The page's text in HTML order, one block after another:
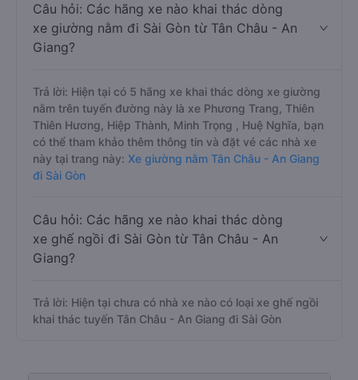
Câu hỏi: Các hãng xe nào khai thác dòng
xe giường nằm đi Sài Gòn từ Tân Châu - An
Giang?
Trả lời: Hiện tại có 5 hãng xe khai thác dòng xe giường
nằm trên tuyến đường này là xe Phương Trang, Thiên
Thiên Hương, Hiệp Thành, Minh Trọng , Huệ Nghĩa, bạn
có thể tham khảo thêm thông tin và đặt vé các nhà xe
này tại trang này: Xe giường nằm Tân Châu - An Giang
đi Sài Gòn
Câu hỏi: Các hãng xe nào khai thác dòng
xe ghế ngồi đi Sài Gòn từ Tân Châu - An
Giang?
Trả lời: Hiện tại chưa có nhà xe nào có loại xe ghế ngồi
khai thác tuyến Tân Châu - An Giang đi Sài Gòn